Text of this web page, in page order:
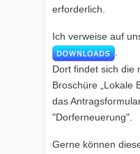
erforderlich.
Ich verweise auf
.
Dort findet sich die
Broschüre „Lokale
das
"Dorferneuerung".
Gerne können